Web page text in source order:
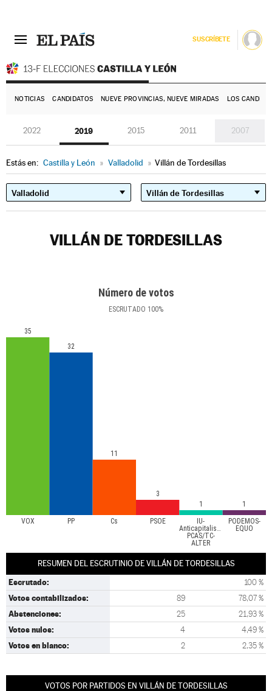
SUSCRÍBETE
NOTICIAS CANDIDATOS NUEVE PROVINCIAS, NUEVE MIRADAS LOS
2022 2019 2015 2011 2007
Estás en: Castilla y León » Valladolid » Villán de Tordesillas
VILLÁN DE TORDESILLAS
Número de votos
ESCRUTADO 100%
VOX PP Cs PSOE
IU-
Anticapitalistas-
PCAS/TC-
ALTER
PODEMOS-
EQUO
35
32
11
3
1
1
RESUMEN DEL ESCRUTINIO DE VILLÁN DE TORDESILLAS
Escrutado: 100 %
Votos contabilizados: 89 78,07 %
Abstenciones: 25 21,93 %
Votos nulos: 4 4,49 %
Votos en blanco: 2 2,35 %
VOTOS POR PARTIDOS EN VILLÁN DE TORDESILLAS